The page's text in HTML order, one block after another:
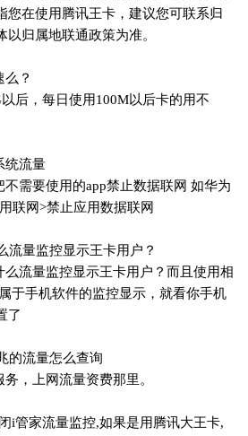
您在使用腾讯王卡，建议您可联系归
归属地联通政策为准。
？
后，每日使用100M以后卡的用不
统流量
需要使用的app禁止数据联网 如华为
联网>禁止应用数据联网
流量监控显示王卡用户？
流量监控显示王卡用户？而且使用相
于手机软件的监控显示，就看你手机
了
的流量怎么查询
，上网流量资费那里。
i管家流量监控,如果是用腾讯大王卡,